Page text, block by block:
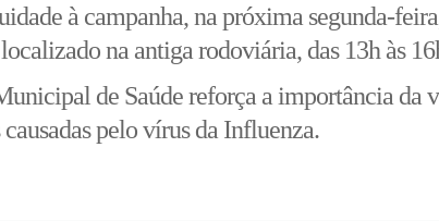
à campanha, na próxima segunda-
na antiga rodoviária, das 13h às
de Saúde reforça a importância da
pelo vírus da Influenza.